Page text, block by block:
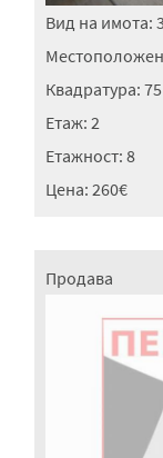
Вид на имота:
Квадратура: 75
Етаж: 2
Етажност: 8
Цена: 260€
Продава